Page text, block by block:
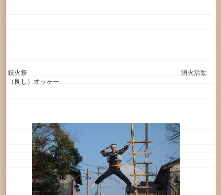
鎮火祭 消火活動
（良し）オッヶー